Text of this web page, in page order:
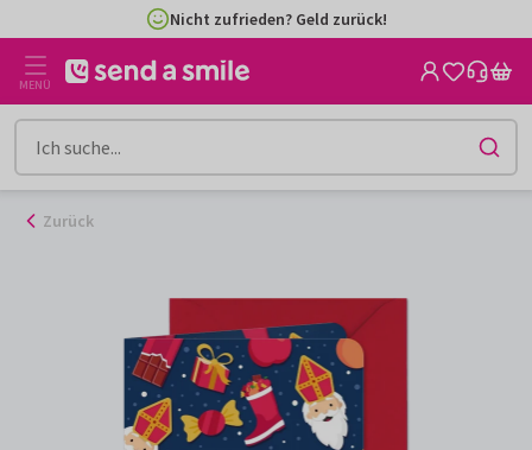
Inhalt
gehen
Nicht zufrieden? Geld zurück!
MENÜ
Zurück